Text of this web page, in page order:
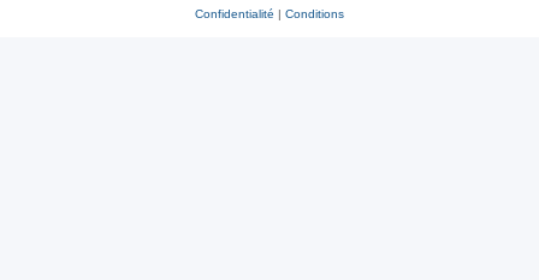
Confidentialité | Conditions